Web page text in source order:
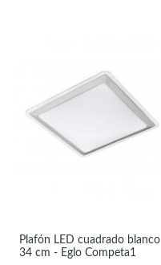
Plafón LED cuadrado blanco
34 cm - Eglo Competa1